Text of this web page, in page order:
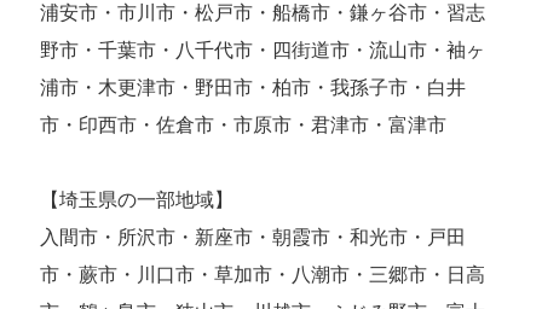
浦安市・市川市・松戸市・船橋市・鎌ヶ谷市・習志
野市・千葉市・八千代市・四街道市・流山市・袖ヶ
浦市・木更津市・野田市・柏市・我孫子市・白井
市・印西市・佐倉市・市原市・君津市・富津市
【埼玉県の一部地域】
入間市・所沢市・新座市・朝霞市・和光市・戸田
市・蕨市・川口市・草加市・八潮市・三郷市・日高